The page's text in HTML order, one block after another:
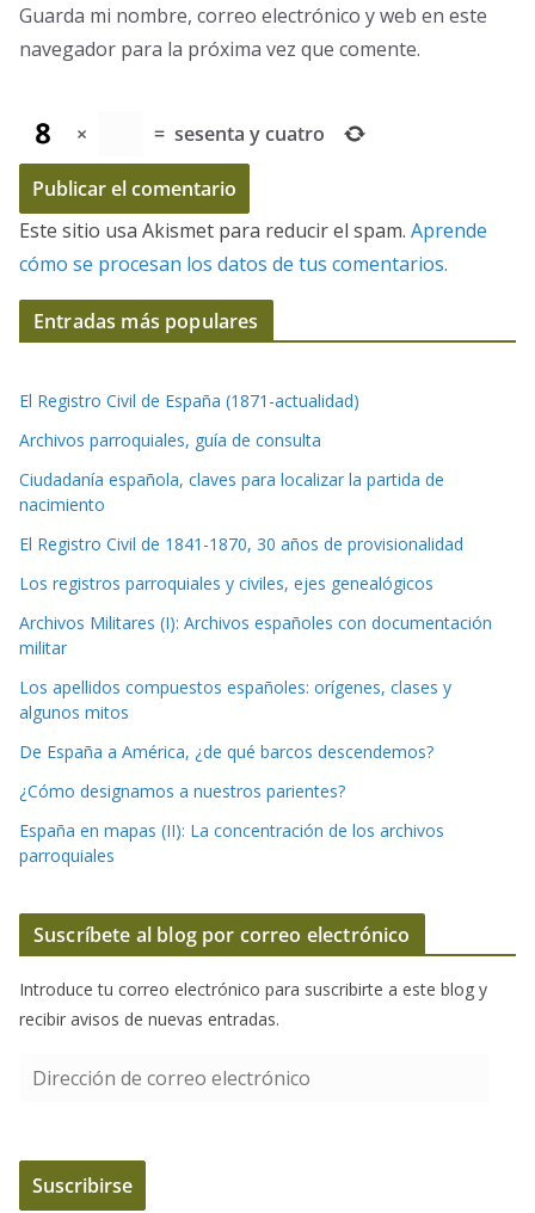
Guarda mi nombre, correo electrónico y web en este
navegador para la próxima vez que comente.
× = sesenta y cuatro
Este sitio usa Akismet para reducir el spam. Aprende
cómo se procesan los datos de tus comentarios.
Entradas más populares
El Registro Civil de España (1871-actualidad)
Archivos parroquiales, guía de consulta
Ciudadanía española, claves para localizar la partida de
nacimiento
El Registro Civil de 1841-1870, 30 años de provisionalidad
Los registros parroquiales y civiles, ejes genealógicos
Archivos Militares (I): Archivos españoles con documentación
militar
Los apellidos compuestos españoles: orígenes, clases y
algunos mitos
De España a América, ¿de qué barcos descendemos?
¿Cómo designamos a nuestros parientes?
España en mapas (II): La concentración de los archivos
parroquiales
Suscríbete al blog por correo electrónico
Introduce tu correo electrónico para suscribirte a este blog y
recibir avisos de nuevas entradas.
e
Suscribirse